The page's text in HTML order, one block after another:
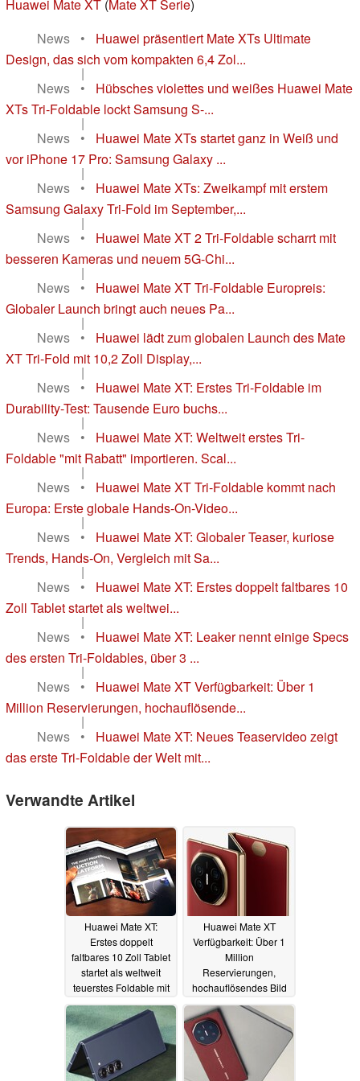
Huawei Mate XT (Mate XT Serie)
News
•
Huawei präsentiert Mate XTs Ultimate
Design, das sich vom kompakten 6,4 Zol...
|
News
•
Hübsches violettes und weißes Huawei Mate
XTs Tri-Foldable lockt Samsung S-...
|
News
•
Huawei Mate XTs startet ganz in Weiß und
vor iPhone 17 Pro: Samsung Galaxy ...
|
News
•
Huawei Mate XTs: Zweikampf mit erstem
Samsung Galaxy Tri-Fold im September,...
|
News
•
Huawei Mate XT 2 Tri-Foldable scharrt mit
besseren Kameras und neuem 5G-Chi...
|
News
•
Huawei Mate XT Tri-Foldable Europreis:
Globaler Launch bringt auch neues Pa...
|
News
•
Huawei lädt zum globalen Launch des Mate
XT Tri-Fold mit 10,2 Zoll Display,...
|
News
•
Huawei Mate XT: Erstes Tri-Foldable im
Durability-Test: Tausende Euro buchs...
|
News
•
Huawei Mate XT: Weltweit erstes Tri-
Foldable "mit Rabatt" importieren. Scal...
|
News
•
Huawei Mate XT Tri-Foldable kommt nach
Europa: Erste globale Hands-On-Video...
|
News
•
Huawei Mate XT: Globaler Teaser, kuriose
Trends, Hands-On, Vergleich mit Sa...
|
News
•
Huawei Mate XT: Erstes doppelt faltbares 10
Zoll Tablet startet als weltwei...
|
News
•
Huawei Mate XT: Leaker nennt einige Specs
des ersten Tri-Foldables, über 3 ...
|
News
•
Huawei Mate XT Verfügbarkeit: Über 1
Million Reservierungen, hochauflösende...
|
News
•
Huawei Mate XT: Neues Teaservideo zeigt
das erste Tri-Foldable der Welt mit...
Verwandte Artikel
Huawei Mate XT:
Erstes doppelt
faltbares 10 Zoll Tablet
startet als weltweit
teuerstes Foldable mit
variabler
Kamerablende
10.09.2024
Huawei Mate XT
Verfügbarkeit: Über 1
Million
Reservierungen,
hochauflösendes Bild
des ersten 10 Zoll Tri-
Foldable-Tablets
07.09.2024